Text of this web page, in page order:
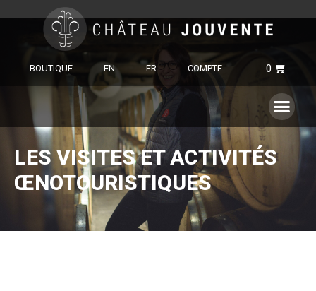
BOUTIQUE EN FR COMPTE
LES VISITES ET ACTIVITÉS
ŒNOTOURISTIQUES